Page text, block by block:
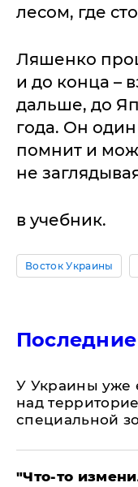
лесом, где
Ляшенко
и до конца –
дальше, до
года. Он
помнит и
не
в учебник.
Восток Украины
У Украины уже
над
специальной
​"Что-то